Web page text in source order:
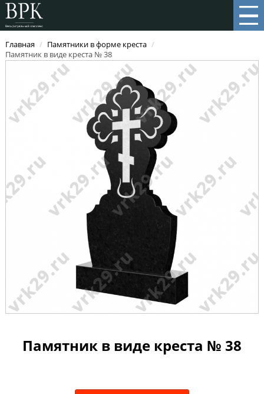
Главная / Памятники в форме креста /
Памятник в виде креста № 38
Памятник в виде креста № 38